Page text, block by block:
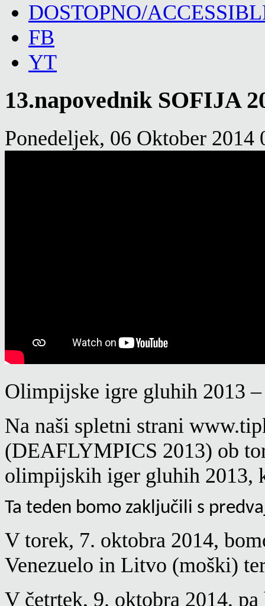
DOSTOPNO/
FB
YT
13.napovednik SOFIJA
Ponedeljek, 06 Oktober 2014
Olimpijske igre gluhih 2013
Na naši spletni strani
(DEAFLYMPICS 2013) ob
olimpijskih iger gluhih
Ta teden bomo zaključili s
V torek, 7. oktobra 2014,
Venezuelo in Litvo (moški)
V četrtek, 9. oktobra 2014,